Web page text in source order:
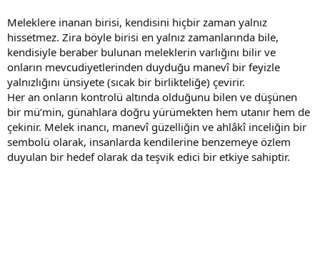
Meleklere inanan birisi, kendisini hiçbir zaman yalnız
hissetmez. Zira böyle birisi en yalnız zamanlarında bile,
kendisiyle beraber bulunan meleklerin varlığını bilir ve
onların mevcudiyetlerinden duyduğu manevî bir feyizle
yalnızlığını ünsiyete (sıcak bir birlikteliğe) çevirir.
Her an onların kontrolü altında olduğunu bilen ve düşünen
bir mü’min, günahlara doğru yürümekten hem utanır hem de
çekinir. Melek inancı, manevî güzelliğin ve ahlâkî inceliğin bir
sembolü olarak, insanlarda kendilerine benzemeye özlem
duyulan bir hedef olarak da teşvik edici bir etkiye sahiptir.